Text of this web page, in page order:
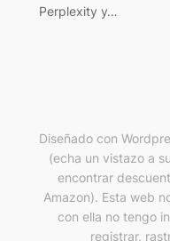
Perplexity y…
Diseñado con
(echa un vistazo a
encontrar
Amazon). Esta web
con ella no tengo
registrar,